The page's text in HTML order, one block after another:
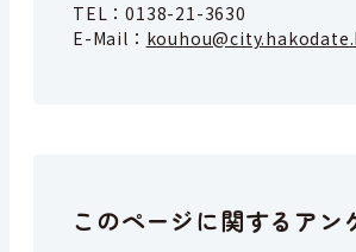
TEL：0138-21-3630
E-Mail：
このページに関するアン